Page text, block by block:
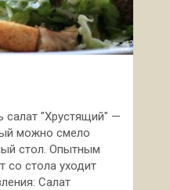
салат "Хрустящий" —
можно смело
стол. Опытным
со стола уходит
Салат